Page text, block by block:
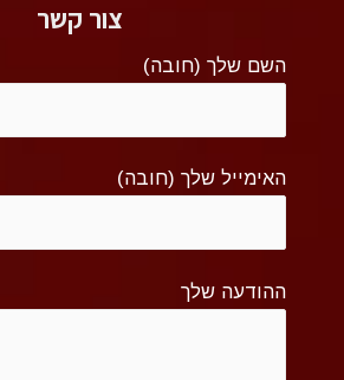
צור קשר
השם שלך (חובה)
האימייל שלך (חובה)
ההודעה שלך